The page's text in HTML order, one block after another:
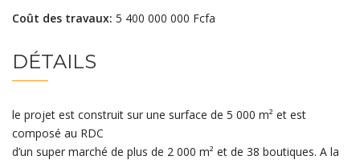
Coût des travaux: 5 400 000 000 Fcfa
DÉTAILS
le projet est construit sur une surface de 5 000 m² et est
composé au RDC
d’un super marché de plus de 2 000 m² et de 38 boutiques. A la